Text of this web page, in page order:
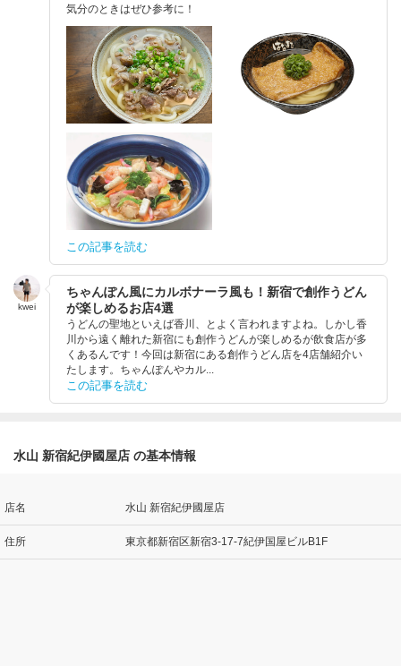
気分のときはぜひ参考に！
この記事を読む
kwei
ちゃんぽん風にカルボナーラ風も！新宿で創作うどん
が楽しめるお店4選
うどんの聖地といえば香川、とよく言われますよね。しかし香
川から遠く離れた新宿にも創作うどんが楽しめるが飲食店が多
くあるんです！今回は新宿にある創作うどん店を4店舗紹介い
たします。ちゃんぽんやカル...
この記事を読む
水山 新宿紀伊國屋店 の基本情報
店名 水山 新宿紀伊國屋店
住所 東京都新宿区新宿3-17-7紀伊国屋ビルB1F